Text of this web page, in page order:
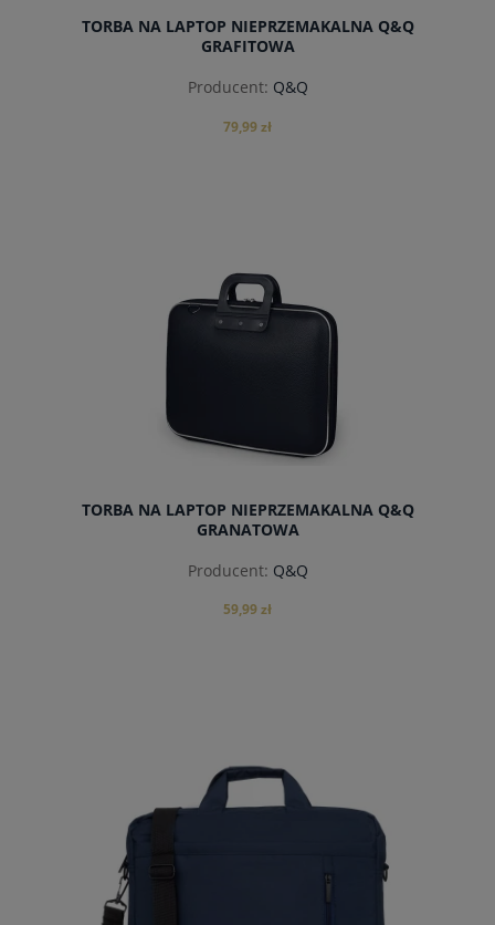
TORBA NA LAPTOP NIEPRZEMAKALNA Q&Q
GRAFITOWA
Producent: Q&Q
79,99 zł
TORBA NA LAPTOP NIEPRZEMAKALNA Q&Q
GRANATOWA
Producent: Q&Q
59,99 zł